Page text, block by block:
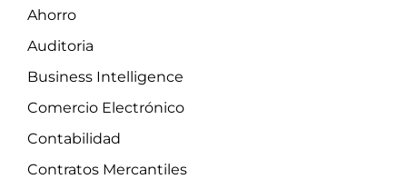
Ahorro
Auditoria
Business Intelligence
Comercio Electrónico
Contabilidad
Contratos Mercantiles